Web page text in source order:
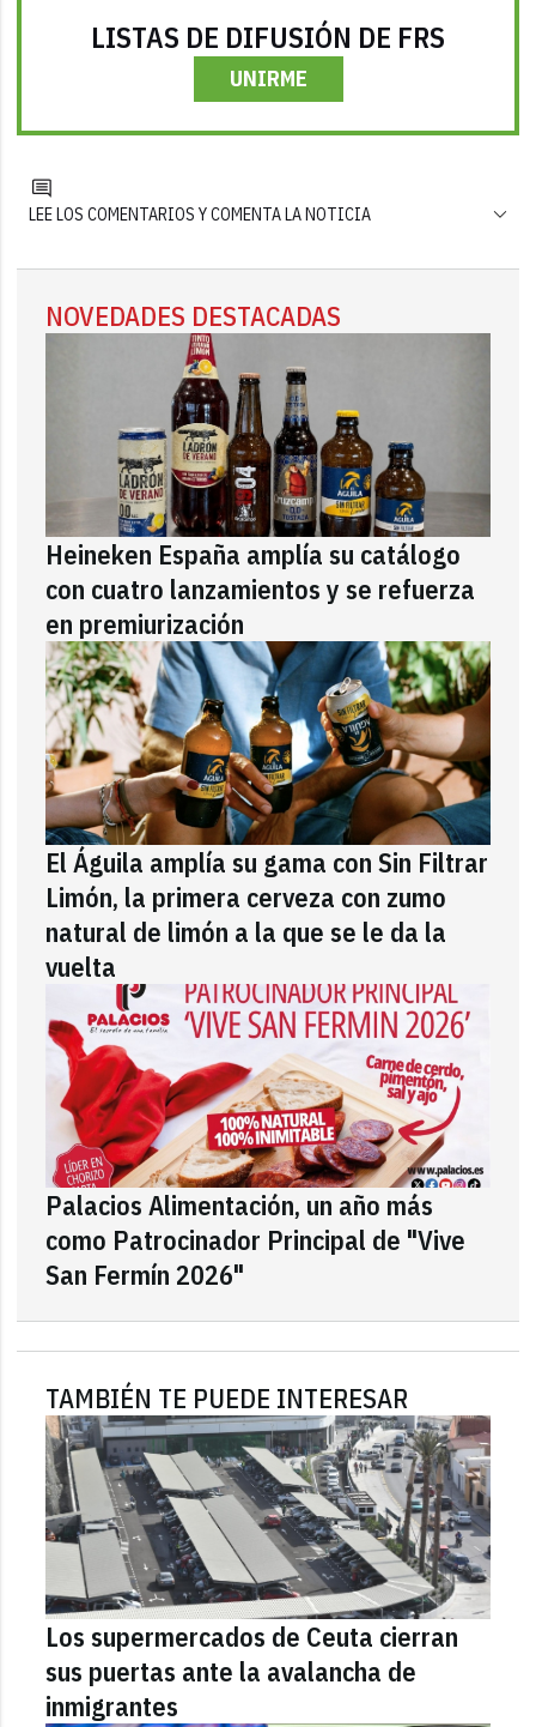
LISTAS DE DIFUSIÓN DE FRS
UNIRME
LEE LOS COMENTARIOS Y COMENTA LA NOTICIA
NOVEDADES DESTACADAS
Heineken España amplía su catálogo
con cuatro lanzamientos y se refuerza
en premiurización
El Águila amplía su gama con Sin Filtrar
Limón, la primera cerveza con zumo
natural de limón a la que se le da la
vuelta
Palacios Alimentación, un año más
como Patrocinador Principal de "Vive
San Fermín 2026"
TAMBIÉN TE PUEDE INTERESAR
Los supermercados de Ceuta cierran
sus puertas ante la avalancha de
inmigrantes